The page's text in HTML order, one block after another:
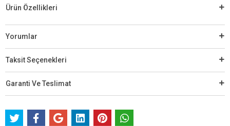
Ürün Özellikleri
Yorumlar
Taksit Seçenekleri
Garanti Ve Teslimat